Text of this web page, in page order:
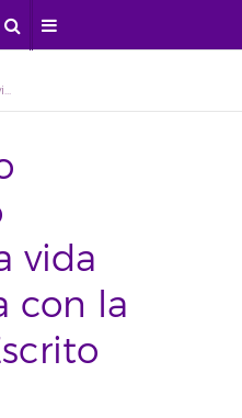
El patrimonio arqueológico canario cobra vida en La Laguna con la exposición ‘Escrito en piedra’
vida
con la